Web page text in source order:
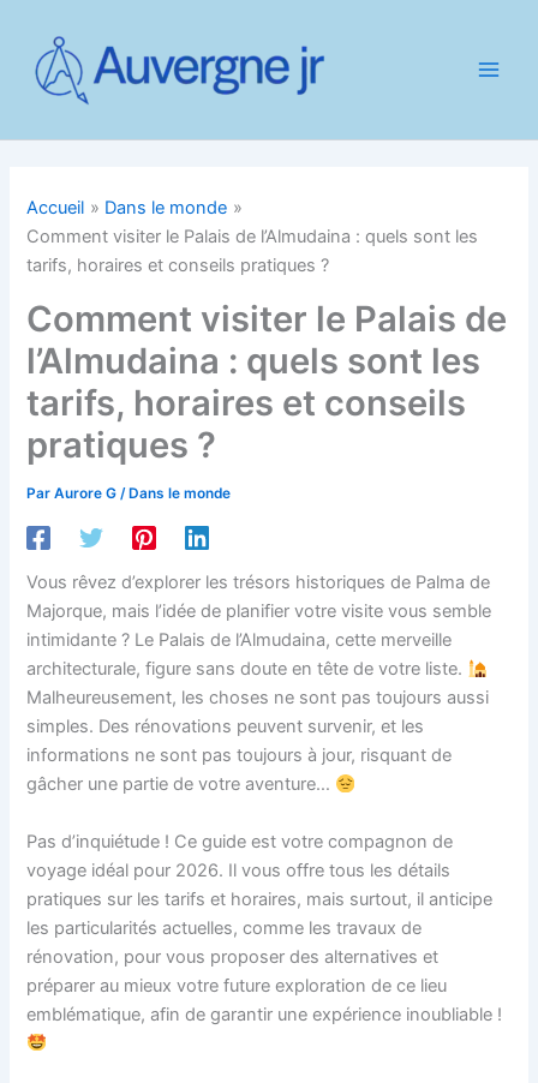
contenu
Accueil
Dans le monde
Comment visiter le Palais de l’Almudaina : quels sont les
tarifs, horaires et conseils pratiques ?
Comment visiter le Palais de
l’Almudaina : quels sont les
tarifs, horaires et conseils
pratiques ?
ParAurore G/ Dans le monde
Vous rêvez d’explorer les trésors historiques de Palma de
Majorque, mais l’idée de planifier votre visite vous semble
intimidante ? Le Palais de l’Almudaina, cette merveille
architecturale, figure sans doute en tête de votre liste.
Malheureusement, les choses ne sont pas toujours aussi
simples. Des rénovations peuvent survenir, et les
informations ne sont pas toujours à jour, risquant de
gâcher une partie de votre aventure…
Pas d’inquiétude ! Ce guide est votre compagnon de
voyage idéal pour 2026. Il vous offre tous les détails
pratiques sur les tarifs et horaires, mais surtout, il anticipe
les particularités actuelles, comme les travaux de
rénovation, pour vous proposer des alternatives et
préparer au mieux votre future exploration de ce lieu
emblématique, afin de garantir une expérience inoubliable !